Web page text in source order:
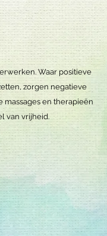
Waar positieve
zorgen negatieve
en therapieën
van vrijheid.